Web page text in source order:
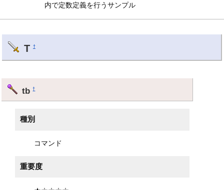
内で定数定義を行うサンプル
T †
tb†
種別
コマンド
重要度